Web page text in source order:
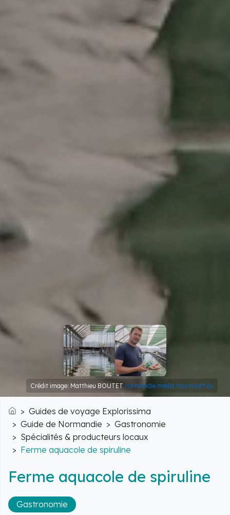
Crédit image: Matthieu BOUTET normandie.media.tourinsoft.eu
Accueil
Guides de voyage Explorissima
Guide de Normandie
Gastronomie
Spécialités & producteurs locaux
Ferme aquacole de spiruline
Ferme aquacole de spiruline
Gastronomie